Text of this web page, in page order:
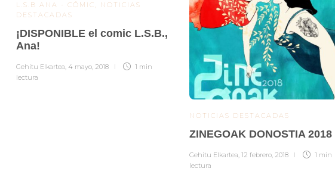
L.S.B ANA - CÓMIC
NOTICIAS
DESTACADAS
¡DISPONIBLE el comic L.S.B.,
Ana!
Gehitu Elkartea, 4 mayo, 2018
1 min
lectura
NOTICIAS DESTACADAS
ZINEGOAK DONOSTIA 2018
Gehitu Elkartea, 12 febrero, 2018
1 min
lectura